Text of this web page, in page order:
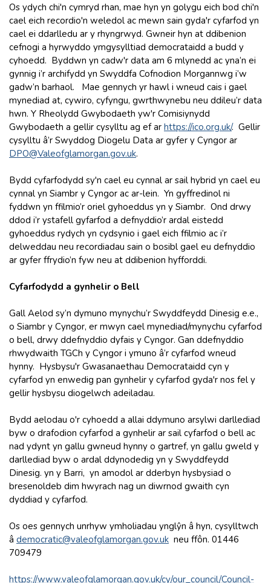
Os ydych chi'n cymryd rhan, mae hyn yn golygu eich bod chi'n
cael eich recordio'n weledol ac mewn sain gyda'r cyfarfod yn
cael ei ddarlledu ar y rhyngrwyd. Gwneir hyn at ddibenion
cefnogi a hyrwyddo ymgysylltiad democrataidd a budd y
cyhoedd. Byddwn yn cadw'r data am 6 mlynedd ac yna’n ei
gynnig i’r archifydd yn Swyddfa Cofnodion Morgannwg i’w
gadw’n barhaol. Mae gennych yr hawl i wneud cais i gael
mynediad at, cywiro, cyfyngu, gwrthwynebu neu ddileu’r data
hwn. Y Rheolydd Gwybodaeth yw'r Comisiynydd
Gwybodaeth a gellir cysylltu ag ef ar https://ico.org.uk/. Gellir
cysylltu â’r Swyddog Diogelu Data ar gyfer y Cyngor ar
DPO@Valeofglamorgan.gov.uk.
Bydd cyfarfodydd sy'n cael eu cynnal ar sail hybrid yn cael eu
cynnal yn Siambr y Cyngor ac ar-lein. Yn gyffredinol ni
fyddwn yn ffilmio’r oriel gyhoeddus yn y Siambr. Ond drwy
ddod i’r ystafell gyfarfod a defnyddio’r ardal eistedd
gyhoeddus rydych yn cydsynio i gael eich ffilmio ac i’r
delweddau neu recordiadau sain o bosibl gael eu defnyddio
ar gyfer ffrydio’n fyw neu at ddibenion hyfforddi.
Cyfarfodydd a gynhelir o Bell
Gall Aelod sy’n dymuno mynychu’r Swyddfeydd Dinesig e.e.,
o Siambr y Cyngor, er mwyn cael mynediad/mynychu cyfarfod
o bell, drwy ddefnyddio dyfais y Cyngor. Gan ddefnyddio
rhwydwaith TGCh y Cyngor i ymuno â’r cyfarfod wneud
hynny. Hysbysu'r Gwasanaethau Democrataidd cyn y
cyfarfod yn enwedig pan gynhelir y cyfarfod gyda'r nos fel y
gellir hysbysu diogelwch adeiladau.
Bydd aelodau o'r cyhoedd a allai ddymuno arsylwi darllediad
byw o drafodion cyfarfod a gynhelir ar sail cyfarfod o bell ac
nad ydynt yn gallu gwneud hynny o gartref, yn gallu gweld y
darllediad byw o ardal ddynodedig yn y Swyddfeydd
Dinesig. yn y Barri, yn amodol ar dderbyn hysbysiad o
bresenoldeb dim hwyrach nag un diwrnod gwaith cyn
dyddiad y cyfarfod.
Os oes gennych unrhyw ymholiadau ynglŷn â hyn, cysylltwch
â democratic@valeofglamorgan.gov.uk neu ffôn. 01446
709479
https://www.valeofglamorgan.gov.uk/cy/our_council/Council-